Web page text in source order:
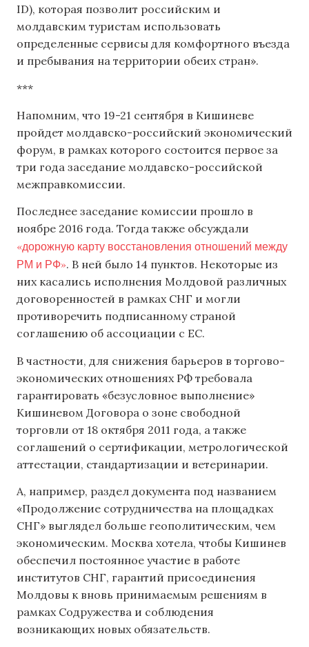
ID), которая позволит российским и
молдавским туристам использовать
определенные сервисы для комфортного въезда
и пребывания на территории обеих стран».
***
Напомним, что 19-21 сентября в Кишиневе
пройдет молдавско-российский экономический
форум, в рамках которого состоится первое за
три года заседание молдавско-российской
межправкомиссии.
Последнее заседание комиссии прошло в
ноябре 2016 года. Тогда также обсуждали
«дорожную карту восстановления отношений между
РМ и РФ». В ней было 14 пунктов. Некоторые из
них касались исполнения Молдовой различных
договоренностей в рамках СНГ и могли
противоречить подписанному страной
соглашению об ассоциации с ЕС.
В частности, для снижения барьеров в торгово-
экономических отношениях РФ требовала
гарантировать «безусловное выполнение»
Кишиневом Договора о зоне свободной
торговли от 18 октября 2011 года, а также
соглашений о сертификации, метрологической
аттестации, стандартизации и ветеринарии.
А, например, раздел документа под названием
«Продолжение сотрудничества на площадках
СНГ» выглядел больше геополитическим, чем
экономическим. Москва хотела, чтобы Кишинев
обеспечил постоянное участие в работе
институтов СНГ, гарантий присоединения
Молдовы к вновь принимаемым решениям в
рамках Содружества и соблюдения
возникающих новых обязательств.